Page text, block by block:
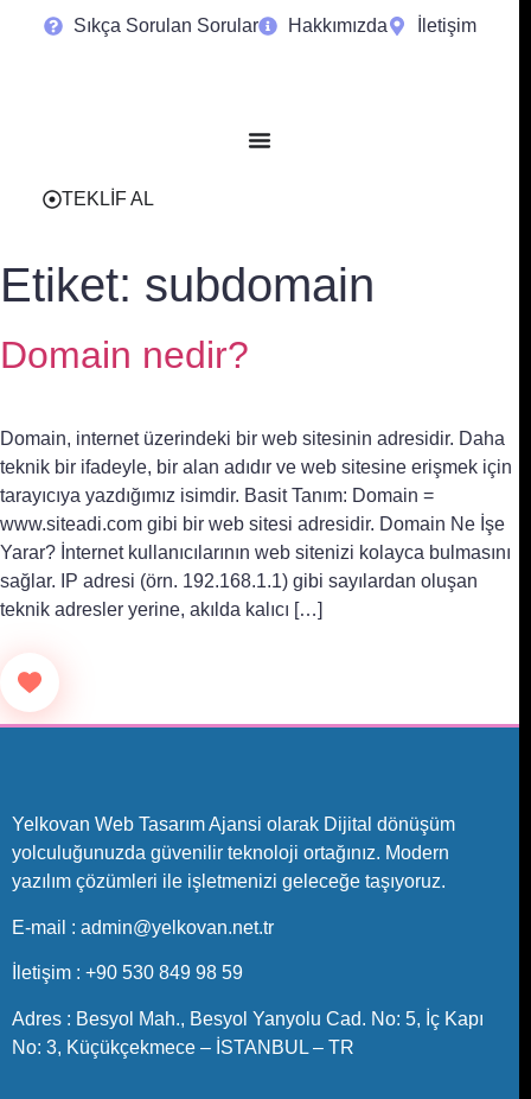
Sıkça Sorulan Sorular Hakkımızda İletişim
TEKLİF AL
Etiket: subdomain
Domain nedir?
Domain, internet üzerindeki bir web sitesinin adresidir. Daha
teknik bir ifadeyle, bir alan adıdır ve web sitesine erişmek için
tarayıcıya yazdığımız isimdir. Basit Tanım: Domain =
www.siteadi.com gibi bir web sitesi adresidir. Domain Ne İşe
Yarar? İnternet kullanıcılarının web sitenizi kolayca bulmasını
sağlar. IP adresi (örn. 192.168.1.1) gibi sayılardan oluşan
teknik adresler yerine, akılda kalıcı […]
Yelkovan Web Tasarım Ajansi olarak Dijital dönüşüm
yolculuğunuzda güvenilir teknoloji ortağınız. Modern
yazılım çözümleri ile işletmenizi geleceğe taşıyoruz.
E-mail : admin@yelkovan.net.tr
İletişim : +90 530 849 98 59
Adres : Besyol Mah., Besyol Yanyolu Cad. No: 5, İç Kapı
No: 3, Küçükçekmece – İSTANBUL – TR